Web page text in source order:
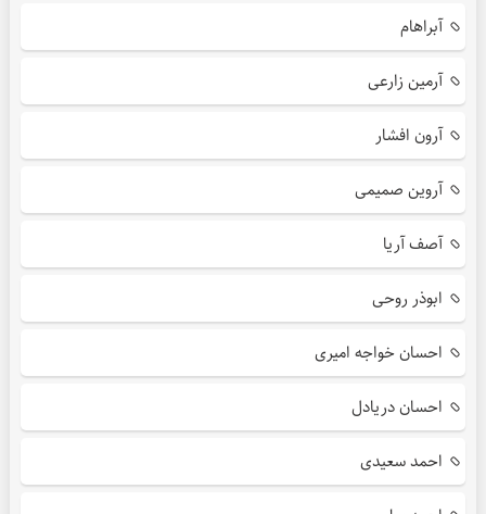
آبراهام
آرمین زارعی
آرون افشار
آروین صمیمی
آصف آریا
ابوذر روحی
احسان خواجه امیری
احسان دریادل
احمد سعیدی